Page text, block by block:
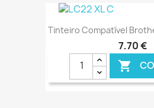
Tinteiro Compatível
7,70 €
